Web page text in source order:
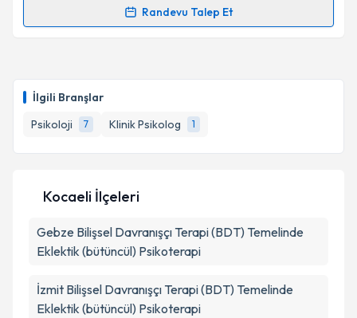
İlgili Branşlar
Psikoloji
7 Klinik Psikolog 1
Kişisel verilerimin işlenmesine ilişkin
Metni'ni okudum ve kişisel verilerimin belirtilen
Randevu Talep Et
Randevu Takvimi Talebi
takvim hazırlandığında e-posta ile bilgilendireceğiz.
E-posta Adresiniz
Metni'ni okudum ve kişisel verilerimin belirtilen
kapsamda işlenmesini kabul ediyorum.
Takvim Talebini Gönder
Kocaeli İlçeleri
Gebze Bilişsel Davranışçı Terapi (BDT) Temelinde
Eklektik (bütüncül) Psikoterapi
İzmit Bilişsel Davranışçı Terapi (BDT) Temelinde
Eklektik (bütüncül) Psikoterapi